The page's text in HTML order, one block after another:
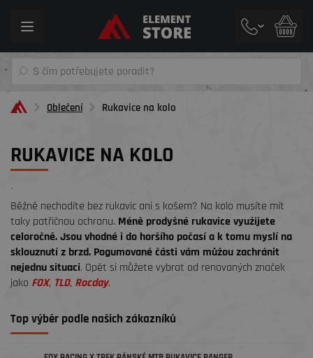
Toggle
Oblečení Rukavice na kolo
RUKAVICE NA KOLO
´
Běžně nechodíte bez rukavic ani s košem? Na kolo musíte mít
taky patřičnou ochranu. Méně prodyšné rukavice využijete
celoročně. Jsou vhodné i do horšího počasí a k tomu myslí na
sklouznutí z brzd. Pogumované části vám můžou zachránit
nejednu situaci. Opět si můžete vybrat od renovaných značek
jako FOX, TLD, Rocday.
Top výběr podle našich zákazníků